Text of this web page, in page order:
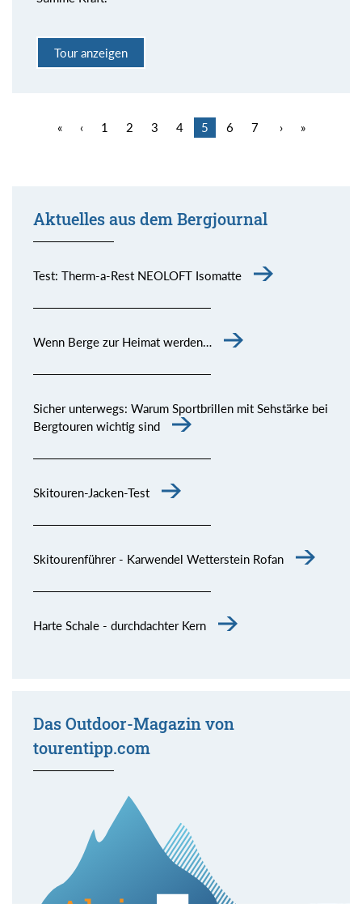
Tour anzeigen
« ‹ 1 2 3 4 5 6 7 › »
Aktuelles aus dem Bergjournal
Test: Therm-a-Rest NEOLOFT Isomatte
Wenn Berge zur Heimat werden…
Sicher unterwegs: Warum Sportbrillen mit Sehstärke bei
Bergtouren wichtig sind
Skitouren-Jacken-Test
Skitourenführer - Karwendel Wetterstein Rofan
Harte Schale - durchdachter Kern
Das Outdoor-Magazin von
tourentipp.com